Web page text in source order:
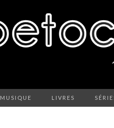
MUSIQUE LIVRES